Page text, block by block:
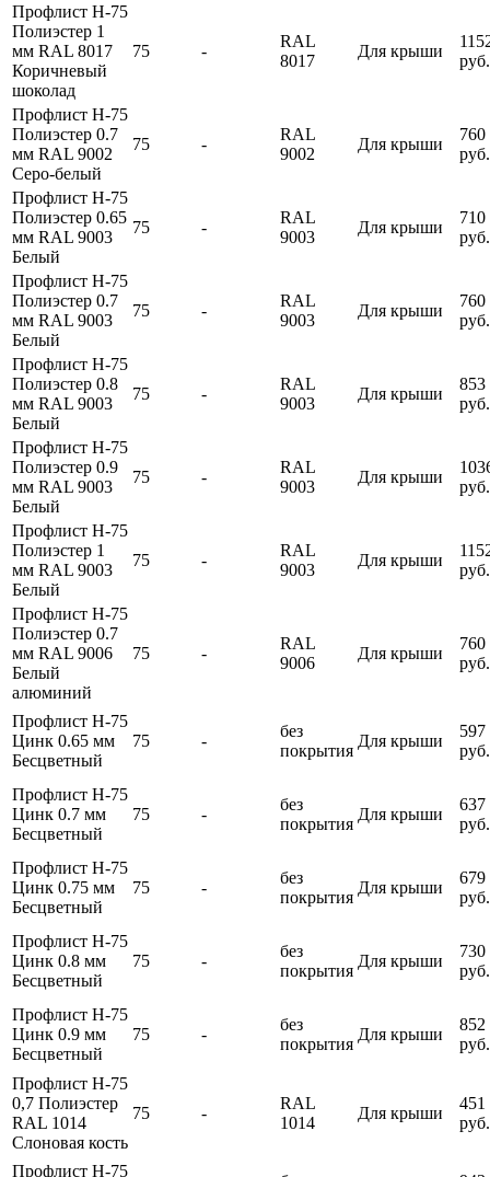
Профлист Н-75
Полиэстер 1
мм RAL 8017
Коричневый
шоколад
75 -
RAL
8017
Для крыши
руб.
Профлист Н-75
Полиэстер 0.7
мм RAL 9002
Серо-белый
75 -
RAL
9002
Для крыши
760
руб.
Профлист Н-75
Полиэстер 0.65
мм RAL 9003
Белый
75 -
RAL
9003
Для крыши
710
руб.
Профлист Н-75
Полиэстер 0.7
мм RAL 9003
Белый
75 -
RAL
9003
Для крыши
760
руб.
Профлист Н-75
Полиэстер 0.8
мм RAL 9003
Белый
75 -
RAL
9003
Для крыши
853
руб.
Профлист Н-75
Полиэстер 0.9
мм RAL 9003
Белый
75 -
RAL
9003
Для крыши
руб.
Профлист Н-75
Полиэстер 1
мм RAL 9003
Белый
75 -
RAL
9003
Для крыши
руб.
Профлист Н-75
Полиэстер 0.7
мм RAL 9006
Белый
алюминий
75 -
RAL
9006
Для крыши
760
руб.
Профлист Н-75
Цинк 0.65 мм
Бесцветный
75 -
без
покрытия
Для крыши
597
руб.
Профлист Н-75
Цинк 0.7 мм
Бесцветный
75 -
без
покрытия
Для крыши
637
руб.
Профлист Н-75
Цинк 0.75 мм
Бесцветный
75 -
без
покрытия
Для крыши
679
руб.
Профлист Н-75
Цинк 0.8 мм
Бесцветный
75 -
без
покрытия
Для крыши
730
руб.
Профлист Н-75
Цинк 0.9 мм
Бесцветный
75 -
без
покрытия
Для крыши
852
руб.
Профлист Н-75
0,7 Полиэстер
RAL 1014
Слоновая кость
75 -
RAL
1014
Для крыши
451
руб.
Профлист Н-75